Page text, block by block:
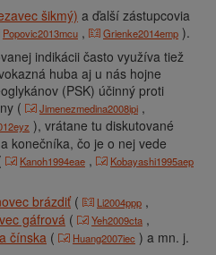
šikmý) a ďalší zástupcovia
Popovic2013mcu , Grienke2014emp ).
indikácii často využíva tiež
huba aj u nás hojne
(PSK) účinný proti
(
Jimenezmedina2008ipi ,
), vrátane tu diskutované
konečníka, čo je o nej vede
Kanoh1994eae , Kobayashi1995aep
brázdiť( Li2004ppp ,
gáfrová ( Yeh2009cta ,
čínska ( Huang2007iec ) a mn. j.